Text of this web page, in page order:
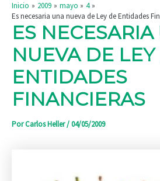
Inicio 2009 mayo
4
Es necesaria una nueva de Ley de Entidades
ES
NUEVA DE
ENTIDADES
FINANCIERAS
PorCarlos Heller/04/05/2009